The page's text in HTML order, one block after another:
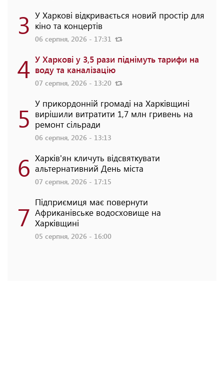
3 У Харкові відкривається новий простір для
кіно та концертів
06 серпня, 2026 - 17:31
4 У Харкові у 3,5 рази піднімуть тарифи на
воду та каналізацію
07 серпня, 2026 - 13:20
5 У прикордонній громаді на Харківщині
вирішили витратити 1,7 млн гривень на
ремонт сільради
06 серпня, 2026 - 13:13
6 Харків'ян кличуть відсвяткувати
альтернативний День міста
07 серпня, 2026 - 17:15
7 Підприємиця має повернути
Африканівське водосховище на
Харківщині
05 серпня, 2026 - 16:00